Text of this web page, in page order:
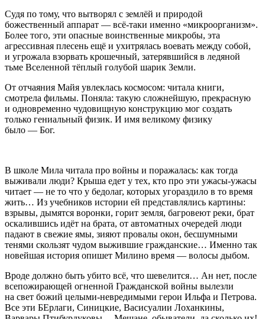
Судя по тому, что вытворял с землёй и природой
божественный аппарат — всё-таки именно «микроорганизм».
Более того, эти опасные воинственные микробы, эта
агрессивная плесень ещё и ухитрялась воевать между собой,
и угрожала взорвать крошечный, затерявшийся в ледяной
тьме Вселенной тёплый голубой шарик Земли.
От отчаяния Майя увлеклась космосом: читала книги,
смотрела фильмы. Поняла: такую сложнейшую, прекрасную
и одновременно чудовищную конструкцию мог создать
только гениальный физик. И имя великому физику
было — Бог.
В школе Мила читала про войны и поражалась: как тогда
выживали люди? Крыша едет у тех, кто про эти ужасы-ужасы
читает — не то что у бедолаг, которых угораздило в то время
жить… Из учебников истории ей представлялись картины:
взрывы, дымятся воронки, горит земля, багровеют реки, брат
оскалившись идёт на брата, от автоматных очередей люди
падают в свежие ямы, зияют провалы окон, бесшумными
тенями скользят чудом выжившие гражданские… Именно так
новейшая история опишет Милино время — волосы дыбом.
Вроде должно быть убито всё, что шевелится… Ан нет, после
всепожирающей огненной Гражданской войны вылезли
на свет божий целыми-невредимыми герои Ильфа и Петрова.
Все эти БЕрлаги, Синицкие, Васисуалии Лоханкины,